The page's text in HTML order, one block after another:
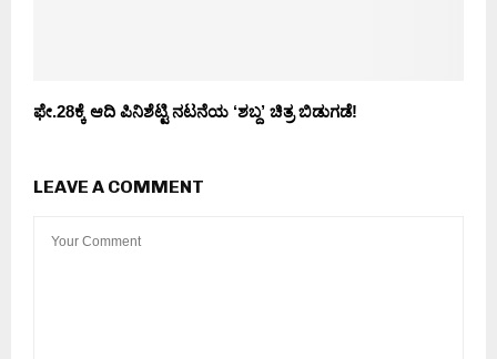
ಫೇ.28ಕ್ಕೆ ಆದಿ ಪಿನಿಶೆಟ್ಟಿ ನಟನೆಯ ‘ಶಬ್ದ’ ಚಿತ್ರ ಬಿಡುಗಡೆ!
LEAVE A COMMENT